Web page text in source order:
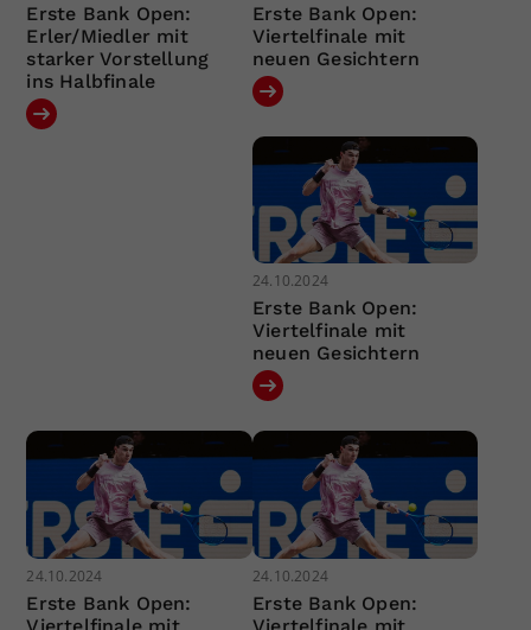
Erste Bank Open:
Erler/Miedler mit
starker Vorstellung
ins Halbfinale
Erste Bank Open:
Viertelfinale mit
neuen Gesichtern
24.10.2024
Erste Bank Open:
Viertelfinale mit
neuen Gesichtern
24.10.2024
Erste Bank Open:
24.10.2024
Erste Bank Open: